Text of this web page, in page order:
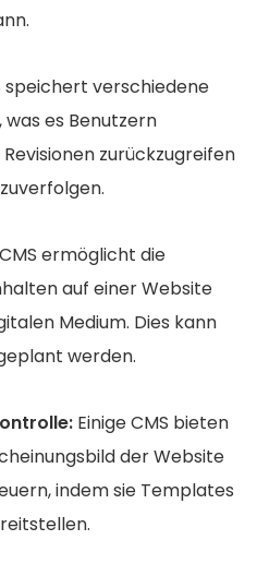
speichert verschiedene
es Benutzern
zurückzugreifen
ermöglicht die
auf einer Website
Medium. Dies kann
werden.
Einige CMS bieten
der Website
indem sie Templates